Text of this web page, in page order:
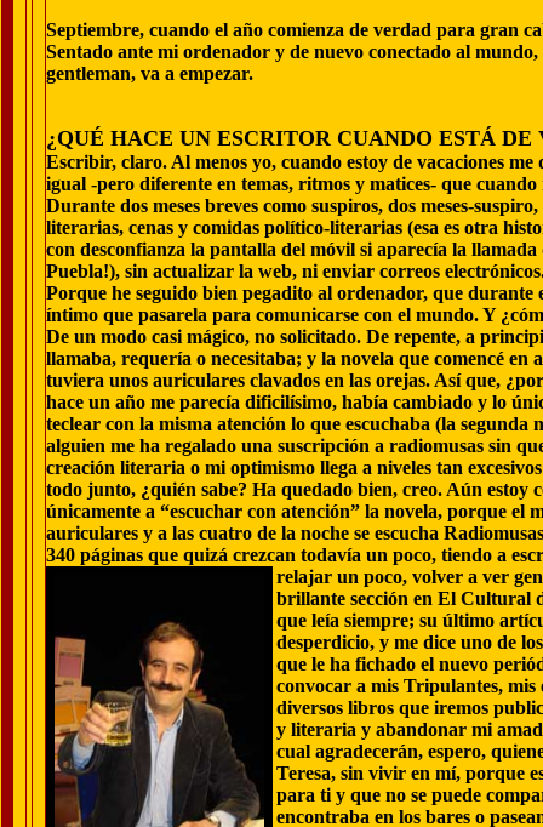
Septiembre, cuando el año comienza de verdad para gran
Sentado ante mi ordenador y de nuevo conectado al
gentleman, va a empezar.
¿QUÉ HACE UN ESCRITOR CUANDO ESTÁ DE
Escribir, claro. Al menos yo, cuando estoy de vacaciones
igual -pero diferente en temas, ritmos y matices- que cuando
Durante dos meses breves como suspiros, dos meses-
literarias, cenas y comidas político-literarias (esa es otra
con desconfianza la pantalla del móvil si aparecía la
Puebla!), sin actualizar la web, ni enviar correos
Porque he seguido bien pegadito al ordenador, que durante
íntimo que pasarela para comunicarse con el mundo. Y
De un modo casi mágico, no solicitado. De repente, a
llamaba, requería o necesitaba; y la novela que comencé en
tuviera unos auriculares clavados en las orejas. Así que,
hace un año me parecía dificilísimo, había cambiado y lo
teclear con la misma atención lo que escuchaba (la segunda
alguien me ha regalado una suscripción a radiomusas sin
creación literaria o mi optimismo llega a niveles tan
todo junto, ¿quién sabe? Ha quedado bien, creo. Aún estoy
únicamente a “escuchar con atención” la novela, porque el
auriculares y a las cuatro de la noche se escucha
340 páginas que quizá crezcan todavía un poco, tiendo a
relajar un poco, volver a ver
brillante sección en El Cultural
que leía siempre; su último
desperdicio, y me dice uno de
que le ha fichado el nuevo
convocar a mis Tripulantes, mis
diversos libros que iremos
y literaria y abandonar mi
cual agradecerán, espero,
Teresa, sin vivir en mí, porque
para ti y que no se puede
encontraba en los bares o